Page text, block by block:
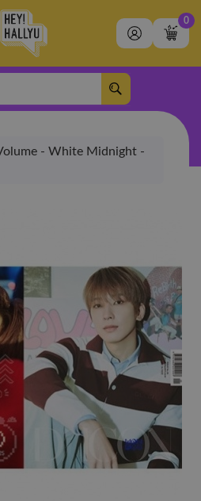
0
- White Midnight -